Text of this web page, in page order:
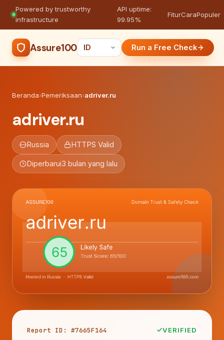
Powered by trustworthy
infrastructure
·
API uptime:
99.95%
FiturCaraPopuler
Assure100 Run a Free Check
Beranda›Pemeriksaan›adriver.ru
adriver.ru
Russia HTTPS Valid
Diperbarui3 bulan yang lalu
Report ID: #7665F164 VERIFIED